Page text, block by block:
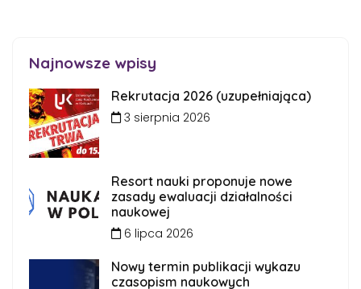
Najnowsze wpisy
Rekrutacja 2026 (uzupełniająca)
3 sierpnia 2026
Resort nauki proponuje nowe
zasady ewaluacji działalności
naukowej
6 lipca 2026
Nowy termin publikacji wykazu
czasopism naukowych